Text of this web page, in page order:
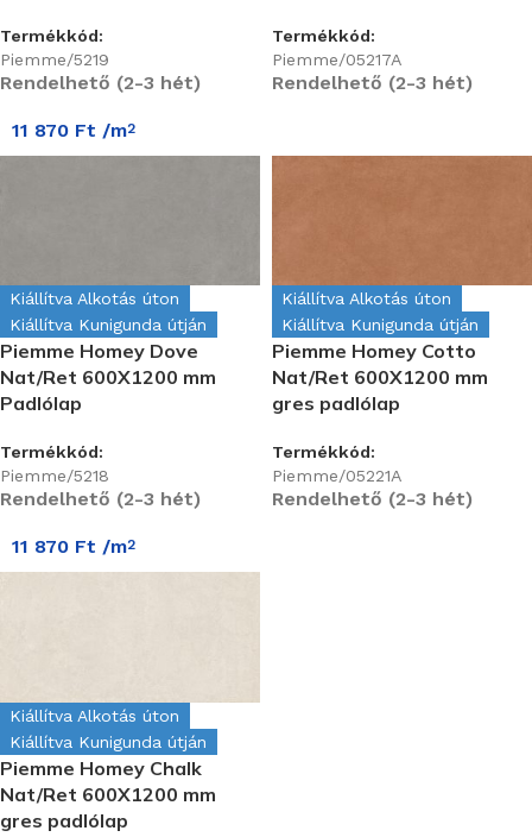
Termékkód:
Piemme/5219
Rendelhető (2-3 hét)
Termékkód:
Piemme/05217A
Rendelhető (2-3 hét)
11 870 Ft /m2
Kiállítva Alkotás úton
Kiállítva Kunigunda útján
Piemme Homey Dove
Nat/Ret 600X1200 mm
Padlólap
Termékkód:
Piemme/5218
Rendelhető (2-3 hét)
Kiállítva Alkotás úton
Kiállítva Kunigunda útján
Piemme Homey Cotto
Nat/Ret 600X1200 mm
gres padlólap
Termékkód:
Piemme/05221A
Rendelhető (2-3 hét)
11 870 Ft /m2
Kiállítva Alkotás úton
Kiállítva Kunigunda útján
Piemme Homey Chalk
Nat/Ret 600X1200 mm
gres padlólap